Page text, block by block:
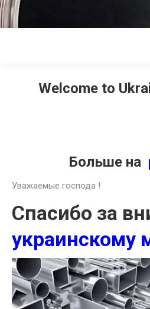
Welcome to
Больше на
Уважаемые господа !
Спасибо за
украинскому